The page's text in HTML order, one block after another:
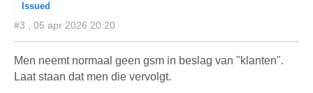
Issued
#3 , 05 apr 2026 20:20
Men neemt normaal geen gsm in beslag van "klanten".
Laat staan dat men die vervolgt.